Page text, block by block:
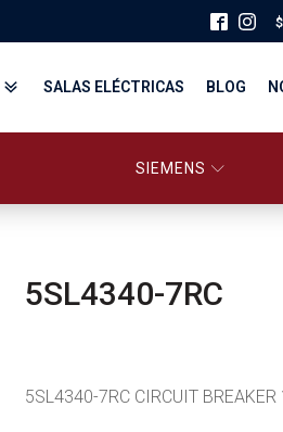
$
DISTRIBUCIÓN Y FUERZA
SALAS ELÉCTRICAS BLOG
SIEMENS
5SL4340-7RC
5SL4340-7RC CIRCUIT BREAKER